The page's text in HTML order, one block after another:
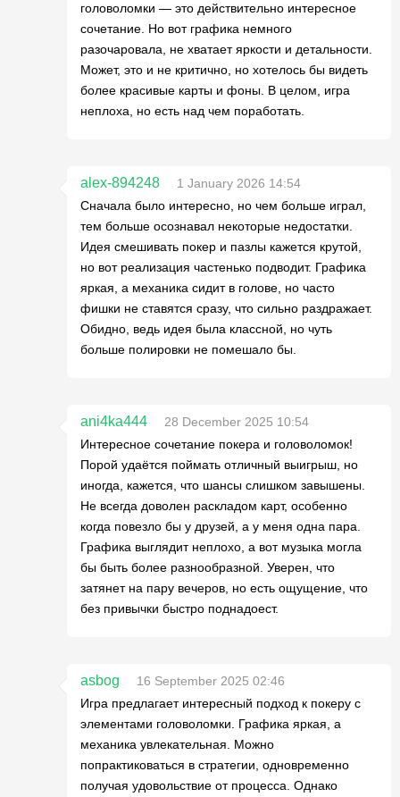
головоломки — это действительно интересное
сочетание. Но вот графика немного
разочаровала, не хватает яркости и детальности.
Может, это и не критично, но хотелось бы видеть
более красивые карты и фоны. В целом, игра
неплоха, но есть над чем поработать.
alex-894248
1 January 2026 14:54
Сначала было интересно, но чем больше играл,
тем больше осознавал некоторые недостатки.
Идея смешивать покер и пазлы кажется крутой,
но вот реализация частенько подводит. Графика
яркая, а механика сидит в голове, но часто
фишки не ставятся сразу, что сильно раздражает.
Обидно, ведь идея была классной, но чуть
больше полировки не помешало бы.
ani4ka444
28 December 2025 10:54
Интересное сочетание покера и головоломок!
Порой удаётся поймать отличный выигрыш, но
иногда, кажется, что шансы слишком завышены.
Не всегда доволен раскладом карт, особенно
когда повезло бы у друзей, а у меня одна пара.
Графика выглядит неплохо, а вот музыка могла
бы быть более разнообразной. Уверен, что
затянет на пару вечеров, но есть ощущение, что
без привычки быстро поднадоест.
asbog
16 September 2025 02:46
Игра предлагает интересный подход к покеру с
элементами головоломки. Графика яркая, а
механика увлекательная. Можно
попрактиковаться в стратегии, одновременно
получая удовольствие от процесса. Однако